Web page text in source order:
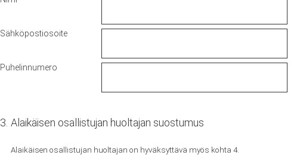
Sähköpostiosoite
Puhelinnumero
3 Alaikäisen osallistujan huoltajan suostumus
Alaikäisen osallistujan huoltajan on hyväksyttävä myös kohta 4.